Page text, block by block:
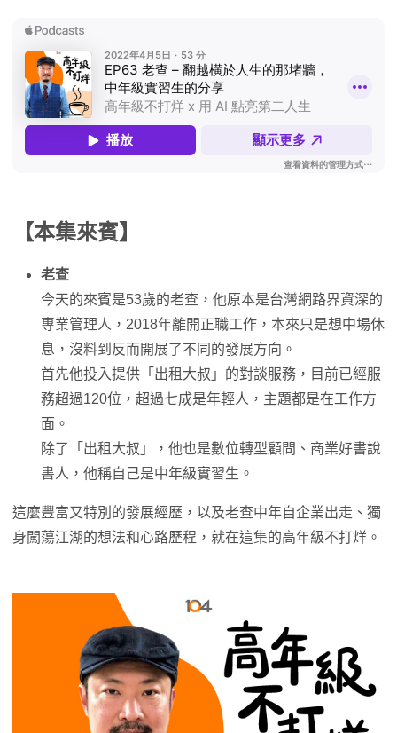
【本集來賓】
老查
今天的來賓是53歲的老查，他原本是台灣網路界資深的
專業管理人，2018年離開正職工作，本來只是想中場休
息，沒料到反而開展了不同的發展方向。
首先他投入提供「出租大叔」的對談服務，目前已經服
務超過120位，超過七成是年輕人，主題都是在工作方
面。
除了「出租大叔」，他也是數位轉型顧問、商業好書說
書人，他稱自己是中年級實習生。
這麼豐富又特別的發展經歷，以及老查中年自企業出走、獨
身闖蕩江湖的想法和心路歷程，就在這集的高年級不打烊。